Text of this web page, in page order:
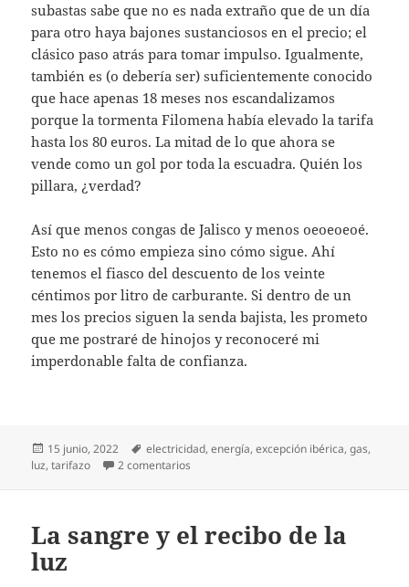
subastas sabe que no es nada extraño que de un día
para otro haya bajones sustanciosos en el precio; el
clásico paso atrás para tomar impulso. Igualmente,
también es (o debería ser) suficientemente conocido
que hace apenas 18 meses nos escandalizamos
porque la tormenta Filomena había elevado la tarifa
hasta los 80 euros. La mitad de lo que ahora se
vende como un gol por toda la escuadra. Quién los
pillara, ¿verdad?
Así que menos congas de Jalisco y menos oeoeoeoé.
Esto no es cómo empieza sino cómo sigue. Ahí
tenemos el fiasco del descuento de los veinte
céntimos por litro de carburante. Si dentro de un
mes los precios siguen la senda bajista, les prometo
que me postraré de hinojos y reconoceré mi
imperdonable falta de confianza.
Publicado
el
15 junio, 2022 Etiquetas
electricidad,energía,excepción ibérica,gas,
luz,tarifazo 2 comentarios
La sangre y el recibo de la
luz